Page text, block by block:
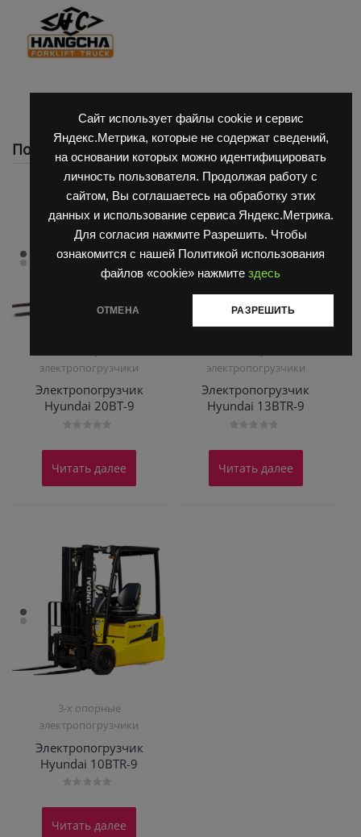
Сайт использует файлы cookie и сервис
Яндекс.Метрика, которые не содержат сведений,
на основании которых можно идентифицировать
личность пользователя. Продолжая работу с
сайтом, Вы соглашаетесь на обработку этих
данных и использование сервиса Яндекс.Метрика.
Для согласия нажмите Разрешить. Чтобы
ознакомится с нашей Политикой использования
файлов «cookie» нажмите здесь
ОТМЕНА РАЗРЕШИТЬ
Похожие
электропогрузчики
Электропогрузчик
Hyundai 20BT-9
0
5
Читать далее
электропогрузчики
Электропогрузчик
Hyundai 13BTR-9
0
5
Читать далее
3-х опорные
электропогрузчики
Электропогрузчик
Hyundai 10BTR-9
0
5
Читать далее